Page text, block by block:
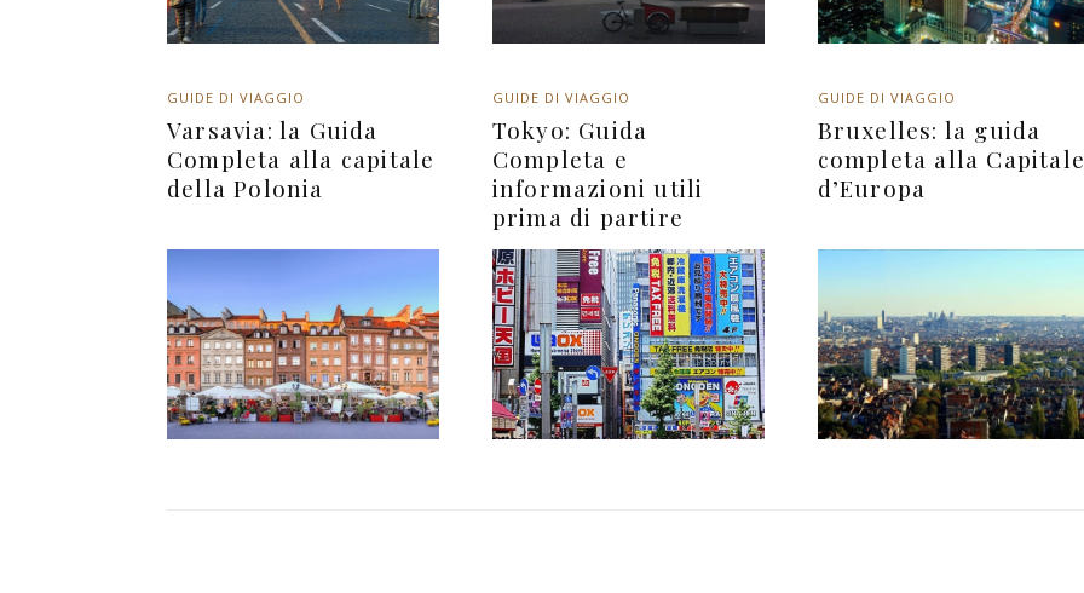
GUIDE DI VIAGGIO
Varsavia: la Guida
Completa alla capitale
della Polonia
GUIDE DI VIAGGIO
Tokyo: Guida
Completa e
informazioni utili
prima di partire
GUIDE DI VIAGGIO
Bruxelles: la guida
completa alla Capitale
d’Europa